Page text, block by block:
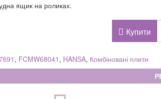
ящик на роликах.
Купити
, FCMW68041 , HANSA, Комбіновані плити